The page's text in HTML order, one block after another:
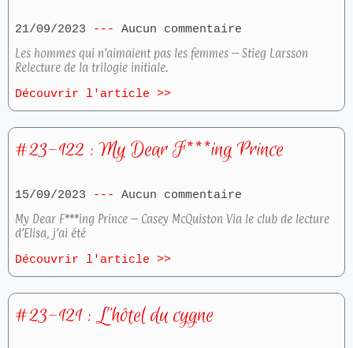
21/09/2023
Aucun commentaire
Les hommes qui n’aimaient pas les femmes – Stieg Larsson
Relecture de la trilogie initiale.
Découvrir l'article >>
#23-122 : My Dear F***ing Prince
15/09/2023
Aucun commentaire
My Dear F***ing Prince – Casey McQuiston Via le club de lecture
d’Elisa, j’ai été
Découvrir l'article >>
#23-121 : L’hôtel du cygne